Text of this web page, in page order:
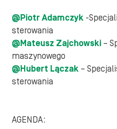
@Piotr Adamczyk -
sterowania
@Mateusz Zajchowski –
maszynowego
@Hubert Lączak –
sterowania
AGENDA: